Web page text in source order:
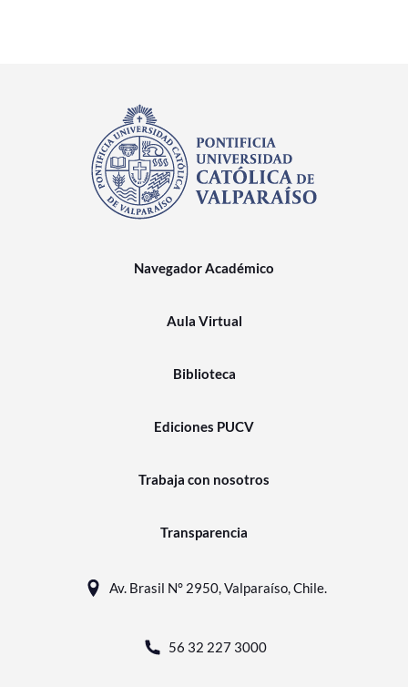
Navegador Académico
Aula Virtual
Biblioteca
Ediciones PUCV
Trabaja con nosotros
Transparencia
Av. Brasil N° 2950, Valparaíso, Chile.
56 32 227 3000